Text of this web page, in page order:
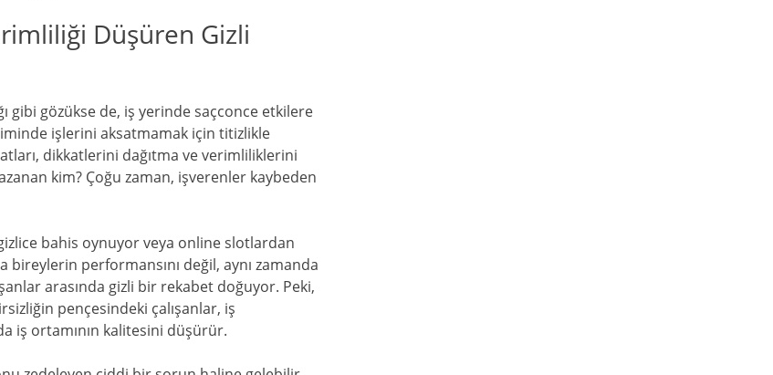
Düşüren Gizli
gibi gözükse de, iş yerinde saçconce etkilere
işlerini aksatmamak için titizlikle
dikkatlerini dağıtma ve verimliliklerini
kim? Çoğu zaman, işverenler kaybeden
bahis oynuyor veya online slotlardan
performansını değil, aynı zamanda
arasında gizli bir rekabet doğuyor. Peki,
pençesindeki çalışanlar, iş
iş ortamının kalitesini düşürür.